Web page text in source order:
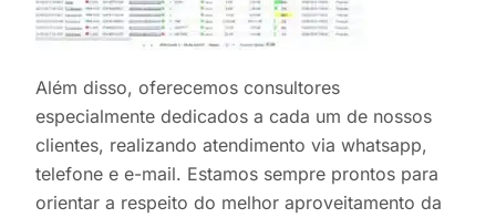
Além disso, oferecemos consultores
especialmente dedicados a cada um de nossos
clientes, realizando atendimento via whatsapp,
telefone e e-mail. Estamos sempre prontos para
orientar a respeito do melhor aproveitamento da